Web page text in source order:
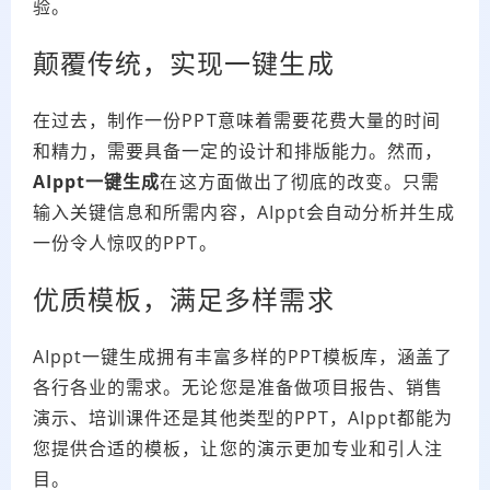
验。
颠覆传统，实现一键生成
在过去，制作一份PPT意味着需要花费大量的时间
和精力，需要具备一定的设计和排版能力。然而，
AIppt一键生成在这方面做出了彻底的改变。只需
输入关键信息和所需内容，AIppt会自动分析并生成
一份令人惊叹的PPT。
优质模板，满足多样需求
AIppt一键生成拥有丰富多样的PPT模板库，涵盖了
各行各业的需求。无论您是准备做项目报告、销售
演示、培训课件还是其他类型的PPT，AIppt都能为
您提供合适的模板，让您的演示更加专业和引人注
目。